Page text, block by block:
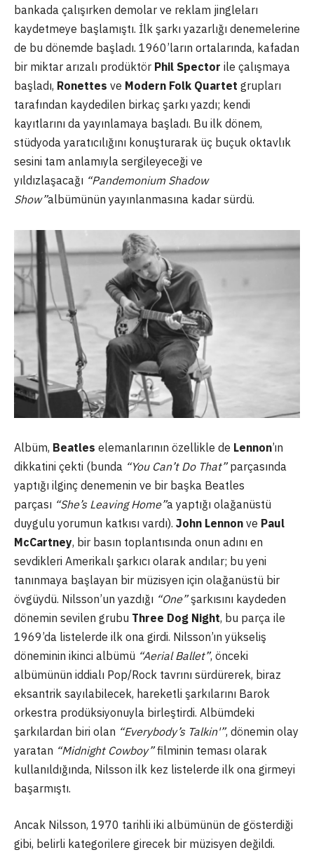
bankada çalışırken demolar ve reklam jingleları
kaydetmeye başlamıştı. İlk şarkı yazarlığı denemelerine
de bu dönemde başladı. 1960’ların ortalarında, kafadan
bir miktar arızalı prodüktör Phil Spector ile çalışmaya
başladı, Ronettes ve Modern Folk Quartet grupları
tarafından kaydedilen birkaç şarkı yazdı; kendi
kayıtlarını da yayınlamaya başladı. Bu ilk dönem,
stüdyoda yaratıcılığını konuşturarak üç buçuk oktavlık
sesini tam anlamıyla sergileyeceği ve
yıldızlaşacağı “Pandemonium Shadow
Show”albümünün yayınlanmasına kadar sürdü.
Albüm, Beatles elemanlarının özellikle de Lennon’ın
dikkatini çekti (bunda “You Can’t Do That”parçasında
yaptığı ilginç denemenin ve bir başka Beatles
parçası “She’s Leaving Home”a yaptığı olağanüstü
duygulu yorumun katkısı vardı). John Lennon ve Paul
McCartney, bir basın toplantısında onun adını en
sevdikleri Amerikalı şarkıcı olarak andılar; bu yeni
tanınmaya başlayan bir müzisyen için olağanüstü bir
övgüydü. Nilsson’un yazdığı “One”şarkısını kaydeden
dönemin sevilen grubu Three Dog Night, bu parça ile
1969’da listelerde ilk ona girdi. Nilsson’ın yükseliş
döneminin ikinci albümü “Aerial Ballet”, önceki
albümünün iddialı Pop/Rock tavrını sürdürerek, biraz
eksantrik sayılabilecek, hareketli şarkılarını Barok
orkestra prodüksiyonuyla birleştirdi. Albümdeki
şarkılardan biri olan “Everybody’s Talkin'”, dönemin olay
yaratan “Midnight Cowboy”filminin teması olarak
kullanıldığında, Nilsson ilk kez listelerde ilk ona girmeyi
başarmıştı.
Ancak Nilsson, 1970 tarihli iki albümünün de gösterdiği
gibi, belirli kategorilere girecek bir müzisyen değildi.